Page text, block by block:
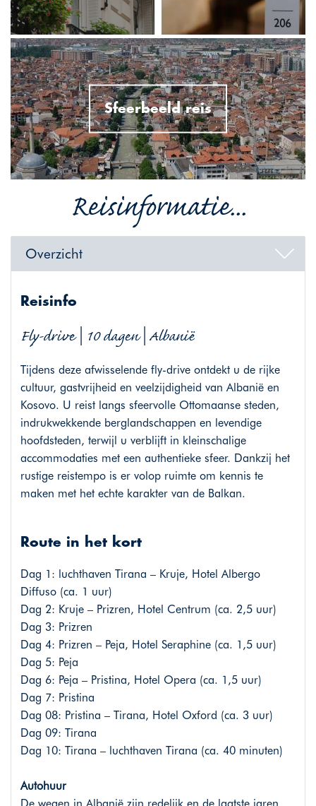
Sfeerbeeld reis
Reisinformatie...
Overzicht
Reisinfo
Fly-drive | 10 dagen | Albanië
Tijdens deze afwisselende fly-drive ontdekt u de rijke
cultuur, gastvrijheid en veelzijdigheid van Albanië en
Kosovo. U reist langs sfeervolle Ottomaanse steden,
indrukwekkende berglandschappen en levendige
hoofdsteden, terwijl u verblijft in kleinschalige
accommodaties met een authentieke sfeer. Dankzij het
rustige reistempo is er volop ruimte om kennis te
maken met het echte karakter van de Balkan.
Route in het kort
Dag 1: luchthaven Tirana – Kruje, Hotel Albergo
Diffuso (ca. 1 uur)
Dag 2: Kruje – Prizren, Hotel Centrum (ca. 2,5 uur)
Dag 3: Prizren
Dag 4: Prizren – Peja, Hotel Seraphine (ca. 1,5 uur)
Dag 5: Peja
Dag 6: Peja – Pristina, Hotel Opera (ca. 1,5 uur)
Dag 7: Pristina
Dag 08: Pristina – Tirana, Hotel Oxford (ca. 3 uur)
Dag 09: Tirana
Dag 10: Tirana – luchthaven Tirana (ca. 40 minuten)
Autohuur